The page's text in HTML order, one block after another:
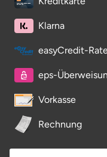
Klarna
easyCredit-
eps-
Vorkasse
Rechnung